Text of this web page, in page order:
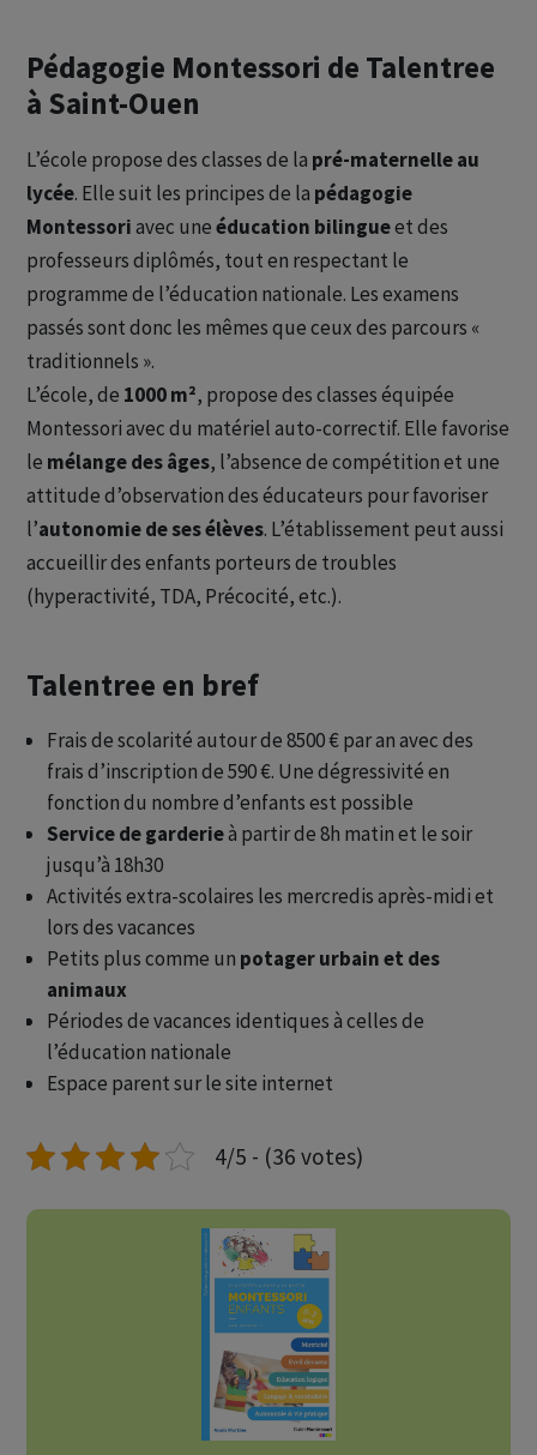
Pédagogie Montessori de Talentree
à Saint-Ouen
L’école propose des classes de la pré-maternelle au
lycée. Elle suit les principes de la pédagogie
Montessoriavec uneéducation bilingueet des
professeurs diplômés, tout en respectant le
programme de l’éducation nationale. Les examens
passés sont donc les mêmes que ceux des parcours «
traditionnels ».
L’école, de 1000 m², propose des classes équipée
Montessori avec du matériel auto-correctif. Elle favorise
le mélange des âges, l’absence de compétition et une
attitude d’observation des éducateurs pour favoriser
l’autonomie de ses élèves. L’établissement peut aussi
accueillir des enfants porteurs de troubles
(hyperactivité, TDA, Précocité, etc.).
Talentree en bref
Frais de scolarité autour de 8500 € par an avec des
frais d’inscription de 590 €. Une dégressivité en
fonction du nombre d’enfants est possible
Service de garderieà partir de 8h matin et le soir
jusqu’à 18h30
Activités extra-scolaires les mercredis après-midi et
lors des vacances
Petits plus comme un potager urbain et des
animaux
Périodes de vacances identiques à celles de
l’éducation nationale
Espace parent sur le site internet
4/5 - (36 votes)